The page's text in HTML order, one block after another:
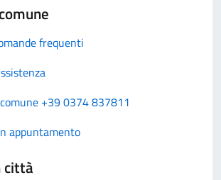
frequenti
+39 0374 837811
appuntamento
città